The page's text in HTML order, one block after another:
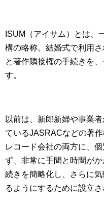
ISUM（アイサム）とは、
構の略称。結婚式で利用
と著作隣接権の手続きを
す。
以前は、新郎新婦や事業
ているJASRACなどの著
レコード会社の両方に、
ず、非常に手間と時間が
続きを簡略化し、さらに
るようにするために設立さ